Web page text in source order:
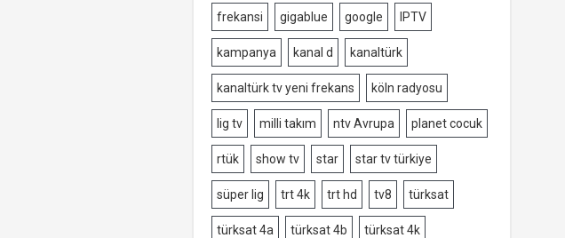
frekansi gigablue google IPTV
kampanya kanal d kanaltürk
kanaltürk tv yeni frekans köln radyosu
lig tv milli takım ntv Avrupa planet cocuk
rtük show tv star star tv türkiye
süper lig trt 4k trt hd tv8 türksat
türksat 4a türksat 4b türksat 4k